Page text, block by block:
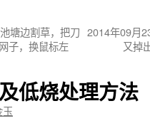
塘边割草，把刀
子，换鼠标左
2014年09月
又掉
低烧处理方法